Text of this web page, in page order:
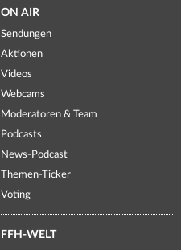
ON AIR
Sendungen
Aktionen
Videos
Webcams
Moderatoren & Team
Podcasts
News-Podcast
Themen-Ticker
Voting
FFH-WELT